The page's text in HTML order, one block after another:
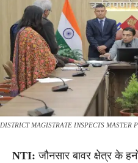
DISTRICT MAGISTRATE INSPECTS
NTI: जौनसार बावर क्षेत्र के